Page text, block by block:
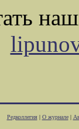
Редколлегия| О журнале|